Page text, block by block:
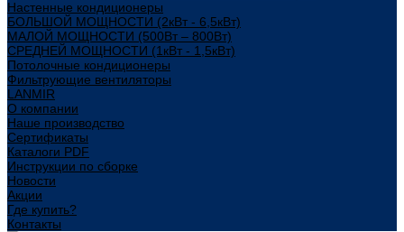
Настенные кондиционеры
БОЛЬШОЙ МОЩНОСТИ (2кВт - 6,5кВт)
МАЛОЙ МОЩНОСТИ (500Вт – 800Вт)
СРЕДНЕЙ МОЩНОСТИ (1кВт - 1,5кВт)
Потолочные кондиционеры
Фильтрующие вентиляторы
LANMIR
О компании
Наше производство
Сертификаты
Каталоги PDF
Инструкции по сборке
Новости
Акции
Где купить?
Контакты